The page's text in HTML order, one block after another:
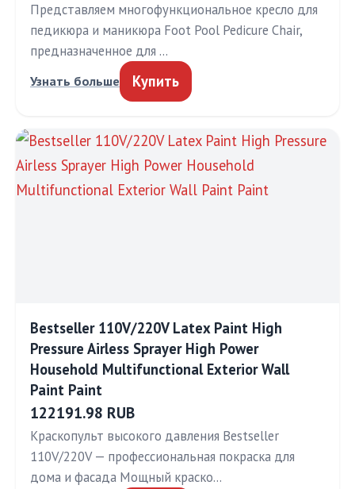
Представляем многофункциональное кресло для
педикюра и маникюра Foot Pool Pedicure Chair,
предназначенное для …
Узнать больше Купить
Bestseller 110V/220V Latex Paint High
Pressure Airless Sprayer High Power
Household Multifunctional Exterior Wall
Paint Paint
122191.98 RUB
Краскопульт высокого давления Bestseller
110V/220V — профессиональная покраска для
дома и фасада Мощный краско…